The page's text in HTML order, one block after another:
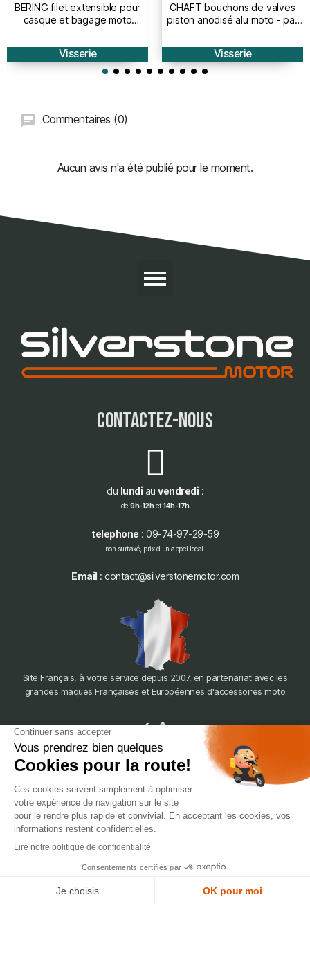
BERING filet extensible pour
casque et bagage moto
Visserie
CHAFT bouchons de valves
piston anodisé alu moto - par
Visserie
Commentaires (0)
Aucun avis n'a été publié pour le moment.
contactez-nous
du lundi au vendredi :
de 9h-12het 14h-17h
telephone : 09-74-97-29-59
non surtaxé, prix d'un appel local.
Email : contact@silverstonemotor.com
Site Français, à votre service depuis 2007, en partenariat avec les
grandes maques Françaises et Européennes d'accessoires moto
388 Av. Charles de Gaulle, 69200 Vénissieux
© 2007-2025 Silverstone Motor